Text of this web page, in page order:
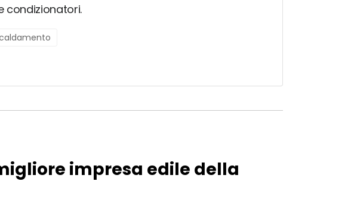
condizionatori.
impresa edile della